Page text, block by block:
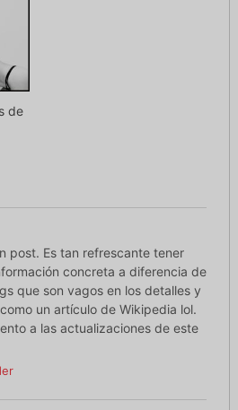
de
post. Es tan refrescante tener
concreta a diferencia de
que son vagos en los detalles y
un artículo de Wikipedia lol.
a las actualizaciones de este